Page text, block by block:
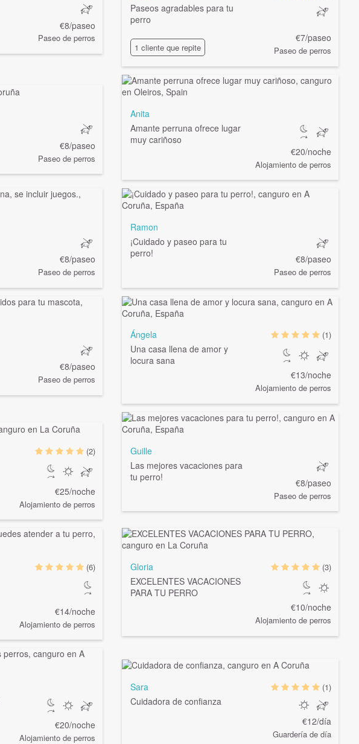
€8/paseo
Paseo de perros
Paseos agradables para tu
perro
1 cliente que repite
€7/paseo
Paseo de perros
€8/paseo
Paseo de perros
Anita
Amante perruna ofrece lugar
muy cariñoso
€20/noche
Alojamiento de perros
€8/paseo
Paseo de perros
Ramon
¡Cuidado y paseo para tu
perro!
€8/paseo
Paseo de perros
€8/paseo
Paseo de perros
Ángela
Una casa llena de amor y
locura sana
(1)
€13/noche
Alojamiento de perros
(2)
€25/noche
Alojamiento de perros
Guille
Las mejores vacaciones para
tu perro!
€8/paseo
Paseo de perros
(6)
€14/noche
Alojamiento de perros
Gloria
EXCELENTES VACACIONES
PARA TU PERRO
(3)
€10/noche
Alojamiento de perros
€20/noche
Alojamiento de perros
Sara
Cuidadora de confianza
(1)
€12/día
Guardería de día